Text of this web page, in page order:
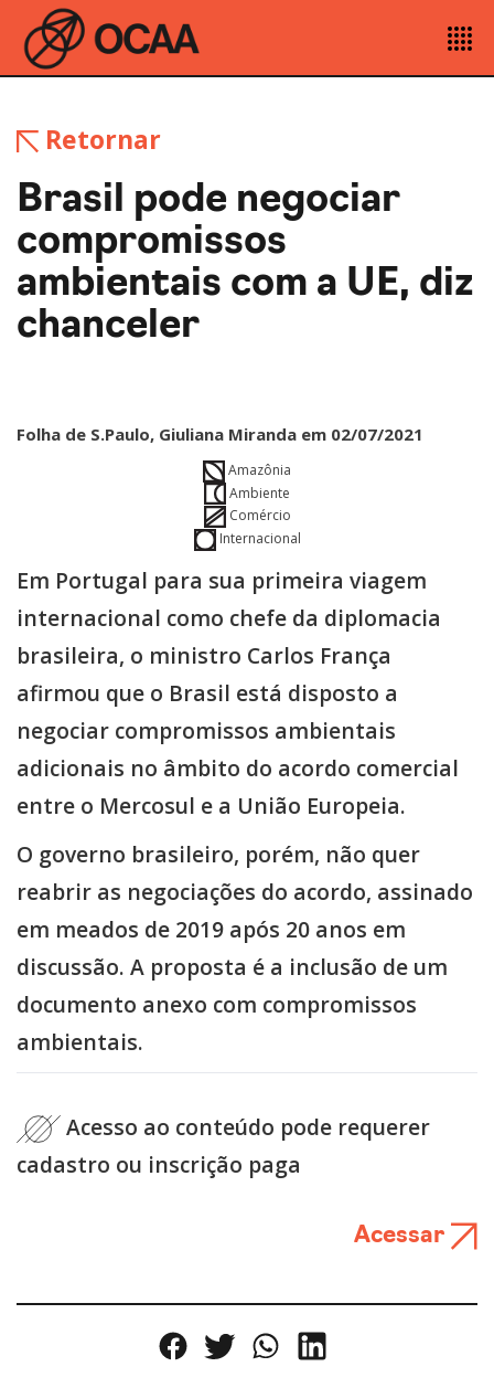
Retornar
Brasil pode negociar
compromissos
ambientais com a UE, diz
chanceler
Folha de S.Paulo, Giuliana Miranda em 02/07/2021
Amazônia
Ambiente
Comércio
Internacional
Em Portugal para sua primeira viagem
internacional como chefe da diplomacia
brasileira, o ministro Carlos França
afirmou que o Brasil está disposto a
negociar compromissos ambientais
adicionais no âmbito do acordo comercial
entre o Mercosul e a União Europeia.
O governo brasileiro, porém, não quer
reabrir as negociações do acordo, assinado
em meados de 2019 após 20 anos em
discussão. A proposta é a inclusão de um
documento anexo com compromissos
ambientais.
Acesso ao conteúdo pode requerer
cadastro ou inscrição paga
Acessar